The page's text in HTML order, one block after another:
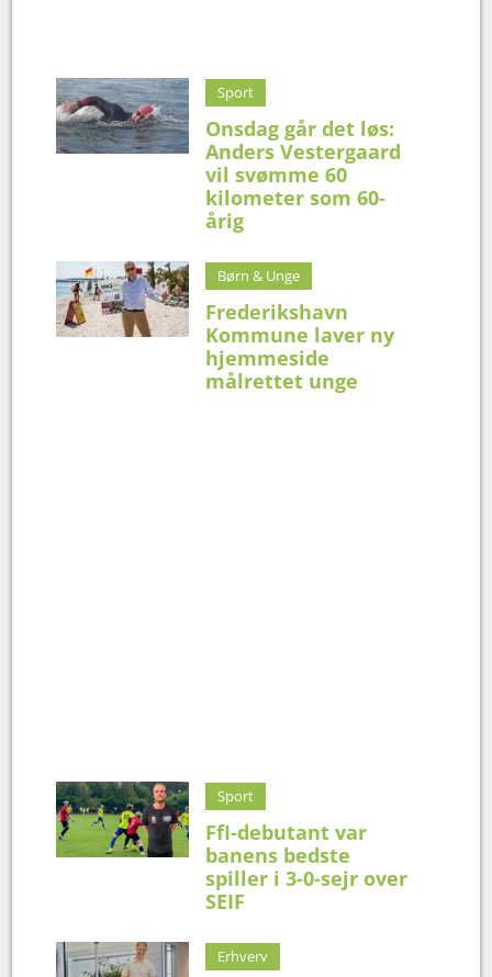
Sport
Onsdag går det løs:
Anders Vestergaard
vil svømme 60
kilometer som 60-
årig
Børn & Unge
Frederikshavn
Kommune laver ny
hjemmeside
målrettet unge
Sport
FfI-debutant var
banens bedste
spiller i 3-0-sejr over
SEIF
Erhverv